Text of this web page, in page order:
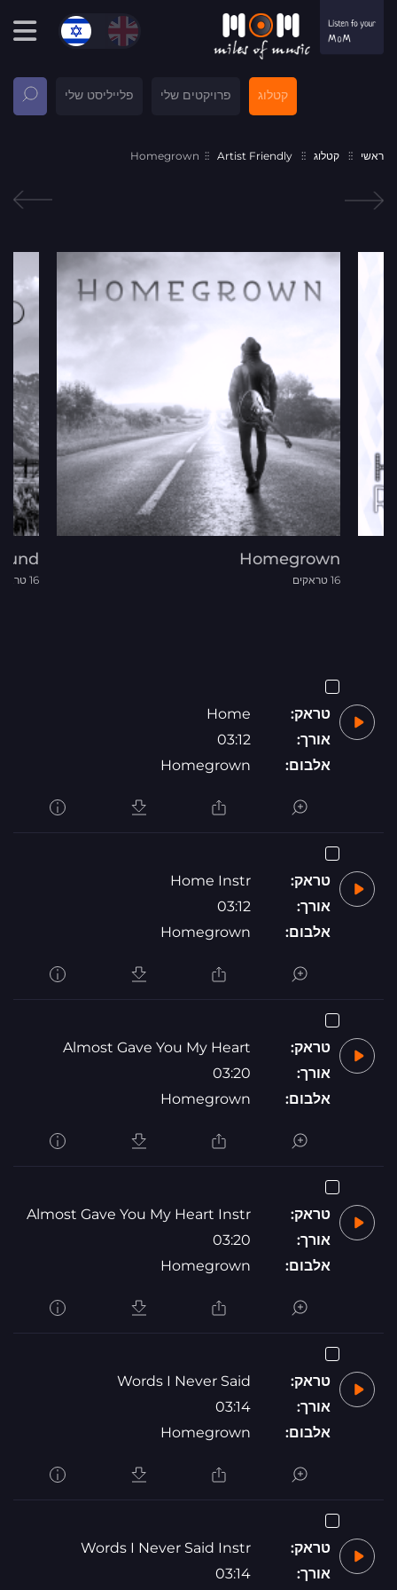
קטלוג פרויקטים שלי פלייליסט שלי
ראשי קטלוג Artist Friendly
Homegrown
Homegrown
16 טראקים 16 טראקים
טראק:
Home
אורך:
03:12
אלבום:
Homegrown
טראק:
Home Instr
אורך:
03:12
אלבום:
Homegrown
טראק:
Almost Gave You My Heart
אורך:
03:20
אלבום:
Homegrown
טראק:
Almost Gave You My Heart Instr
אורך:
03:20
אלבום:
Homegrown
טראק:
Words I Never Said
אורך:
03:14
אלבום:
Homegrown
טראק:
Words I Never Said Instr
אורך:
03:14